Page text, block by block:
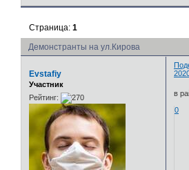
Демонстранты на ул.Кирова
Страница:1
Evstafiy
Участник
Рейтинг:
в
0